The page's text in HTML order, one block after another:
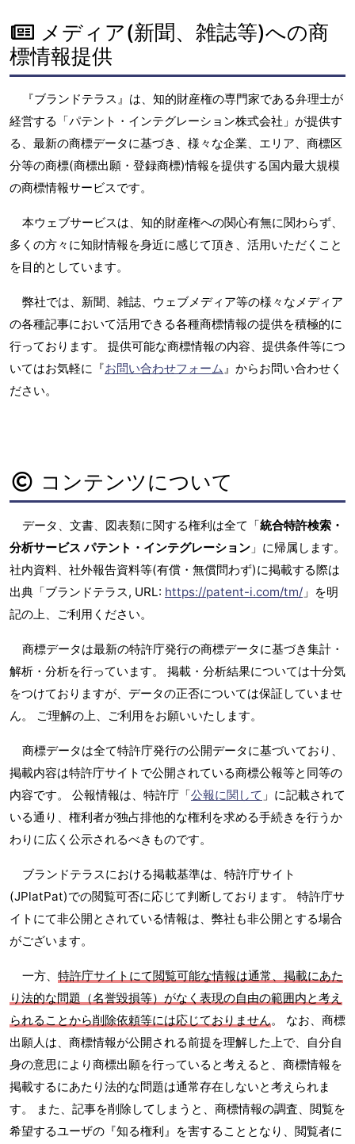
メディア(新聞、雑誌等)への商
標情報提供
『ブランドテラス』は、知的財産権の専門家である弁理士が
経営する「パテント・インテグレーション株式会社」が提供す
る、最新の商標データに基づき、様々な企業、エリア、商標区
分等の商標(商標出願・登録商標)情報を提供する国内最大規模
の商標情報サービスです。
本ウェブサービスは、知的財産権への関心有無に関わらず、
多くの方々に知財情報を身近に感じて頂き、活用いただくこと
を目的としています。
弊社では、新聞、雑誌、ウェブメディア等の様々なメディア
の各種記事において活用できる各種商標情報の提供を積極的に
行っております。 提供可能な商標情報の内容、提供条件等につ
いてはお気軽に『お問い合わせフォーム』からお問い合わせく
ださい。
コンテンツについて
データ、文書、図表類に関する権利は全て「統合特許検索・
分析サービス パテント・インテグレーション 」に帰属します。
社内資料、社外報告資料等(有償・無償問わず)に掲載する際は
出典「ブランドテラス, URL: https://patent-i.com/tm/ 」を明
記の上、ご利用ください。
商標データは最新の特許庁発行の商標データに基づき集計・
解析・分析を行っています。 掲載・分析結果については十分気
をつけておりますが、データの正否については保証していませ
ん。 ご理解の上、ご利用をお願いいたします。
商標データは全て特許庁発行の公開データに基づいており、
掲載内容は特許庁サイトで公開されている商標公報等と同等の
内容です。 公報情報は、特許庁「公報に関して 」に記載されて
いる通り、権利者が独占排他的な権利を求める手続きを行うか
わりに広く公示されるべきものです。
ブランドテラスにおける掲載基準は、特許庁サイト
(JPlatPat)での閲覧可否に応じて判断しております。 特許庁サ
イトにて非公開とされている情報は、弊社も非公開とする場合
がございます。
一方、 特許庁サイトにて閲覧可能な情報は通常、掲載にあた
り法的な問題（名誉毀損等）がなく表現の自由の範囲内と考え
られることから削除依頼等には応じておりません。 なお、商標
出願人は、商標情報が公開される前提を理解した上で、自分自
身の意思により商標出願を行っていると考えると、商標情報を
掲載するにあたり法的な問題は通常存在しないと考えられま
す。 また、記事を削除してしまうと、商標情報の調査、閲覧を
希望するユーザの『知る権利』を害することとなり、閲覧者に